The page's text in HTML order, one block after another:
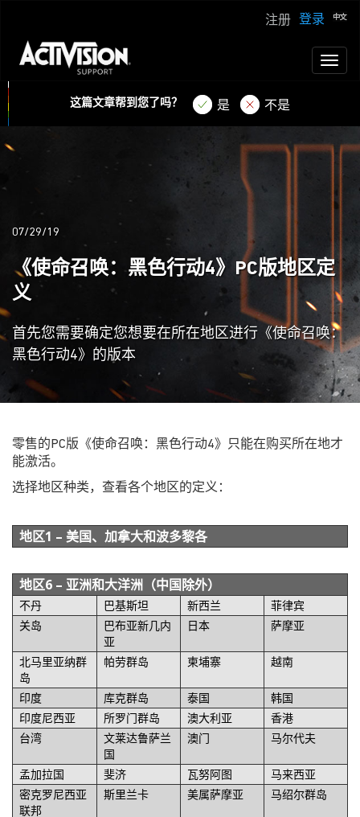
登录
注册
这篇文章帮到您了吗？ 是 不是
07/29/19
《使命召唤：黑色行动4》PC版地区定
义
首先您需要确定您想要在所在地区进行《使命召唤：
黑色行动4》的版本
零售的PC版《使命召唤：黑色行动4》只能在购买所在地才
能激活。
选择地区种类，查看各个地区的定义：
地区1 – 美国、加拿大和波多黎各
地区6 – 亚洲和大洋洲（中国除外）
不丹 巴基斯坦 新西兰
菲律宾
关岛
巴布亚新几内
亚
日本 萨摩亚
北马里亚纳群
岛
帕劳群岛 柬埔寨 越南
印度 库克群岛 泰国
韩国
印度尼西亚
所罗门群岛 澳大利亚
香港
台湾
文莱达鲁萨兰
国
澳门 马尔代夫
孟加拉国 斐济 瓦努阿图
马来西亚
密克罗尼西亚
联邦
斯里兰卡 美属萨摩亚 马绍尔群岛